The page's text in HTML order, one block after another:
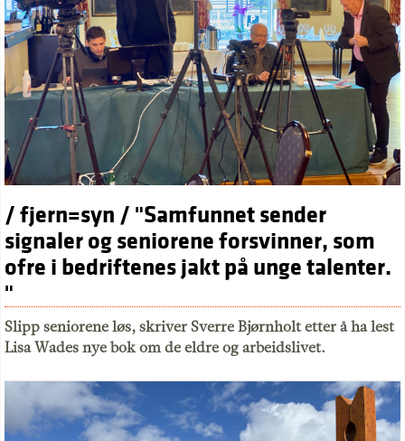
/ fjern=syn / "Samfunnet sender
signaler og seniorene forsvinner, som
ofre i bedriftenes jakt på unge talenter.
"
Slipp seniorene løs, skriver Sverre Bjørnholt etter å ha lest
Lisa Wades nye bok om de eldre og arbeidslivet.